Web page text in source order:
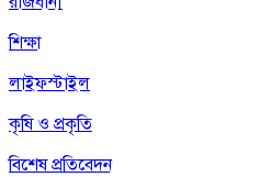
শিক্ষা
লাইফস্টাইল
কৃষি ও প্রকৃতি
বিশেষ প্রতিবেদন